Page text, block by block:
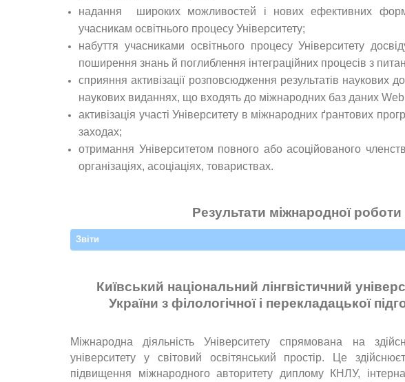
надання широких можливостей і нових ефективних форм
учасникам освітнього процесу Університету;
набуття учасниками освітнього процесу Університету
поширення знань й поглиблення інтеграційних процесів з
сприяння активізації розповсюдження результатів наукових
наукових виданнях, що входять до міжнародних баз даних
активізація участі Університету в міжнародних ґрантових
заходах;
отримання Університетом повного або асоційованого
організаціях, асоціаціях, товариствах.
Результати міжнародної роботи
Звіти
Київський національний лінгвістичний
України з філологічної і перекладацької
Міжнародна діяльність Університету спрямована на
університету у світовий освітянський простір. Це
підвищення міжнародного авторитету диплому КНЛУ,